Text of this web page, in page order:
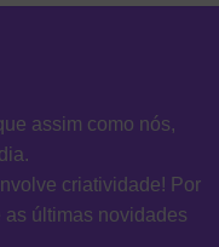
assim como nós,
criatividade! Por
últimas novidades